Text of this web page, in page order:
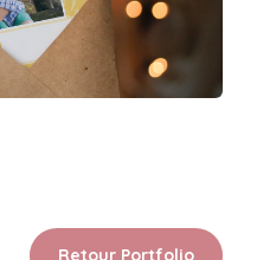
Retour Portfolio